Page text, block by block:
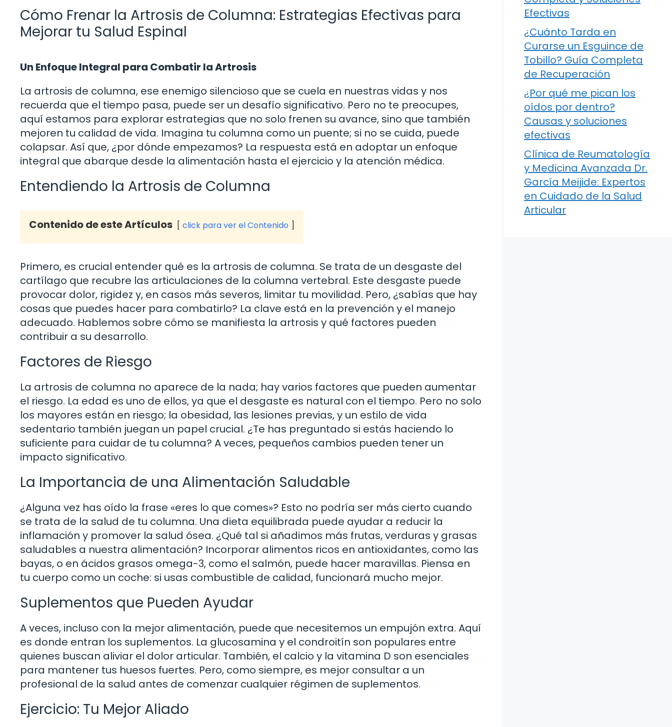
Cómo Frenar la Artrosis de Columna: Estrategias Efectivas para
Mejorar tu Salud Espinal
Un Enfoque Integral para Combatir la Artrosis
La artrosis de columna, ese enemigo silencioso que se cuela en nuestras vidas y nos
recuerda que el tiempo pasa, puede ser un desafío significativo. Pero no te preocupes,
aquí estamos para explorar estrategias que no solo frenen su avance, sino que también
mejoren tu calidad de vida. Imagina tu columna como un puente; si no se cuida, puede
colapsar. Así que, ¿por dónde empezamos? La respuesta está en adoptar un enfoque
integral que abarque desde la alimentación hasta el ejercicio y la atención médica.
Entendiendo la Artrosis de Columna
Contenido de este Artículos click para ver el Contenido
Primero, es crucial entender qué es la artrosis de columna. Se trata de un desgaste del
cartílago que recubre las articulaciones de la columna vertebral. Este desgaste puede
provocar dolor, rigidez y, en casos más severos, limitar tu movilidad. Pero, ¿sabías que hay
cosas que puedes hacer para combatirlo? La clave está en la prevención y el manejo
adecuado. Hablemos sobre cómo se manifiesta la artrosis y qué factores pueden
contribuir a su desarrollo.
Factores de Riesgo
La artrosis de columna no aparece de la nada; hay varios factores que pueden aumentar
el riesgo. La edad es uno de ellos, ya que el desgaste es natural con el tiempo. Pero no solo
los mayores están en riesgo; la obesidad, las lesiones previas, y un estilo de vida
sedentario también juegan un papel crucial. ¿Te has preguntado si estás haciendo lo
suficiente para cuidar de tu columna? A veces, pequeños cambios pueden tener un
impacto significativo.
La Importancia de una Alimentación Saludable
¿Alguna vez has oído la frase «eres lo que comes»? Esto no podría ser más cierto cuando
se trata de la salud de tu columna. Una dieta equilibrada puede ayudar a reducir la
inflamación y promover la salud ósea. ¿Qué tal si añadimos más frutas, verduras y grasas
saludables a nuestra alimentación? Incorporar alimentos ricos en antioxidantes, como las
bayas, o en ácidos grasos omega-3, como el salmón, puede hacer maravillas. Piensa en
tu cuerpo como un coche: si usas combustible de calidad, funcionará mucho mejor.
Suplementos que Pueden Ayudar
A veces, incluso con la mejor alimentación, puede que necesitemos un empujón extra. Aquí
es donde entran los suplementos. La glucosamina y el condroitín son populares entre
quienes buscan aliviar el dolor articular. También, el calcio y la vitamina D son esenciales
para mantener tus huesos fuertes. Pero, como siempre, es mejor consultar a un
profesional de la salud antes de comenzar cualquier régimen de suplementos.
Ejercicio: Tu Mejor Aliado
Efectivas
¿Cuánto Tarda en
Curarse un Esguince de
Tobillo? Guía Completa
de Recuperación
¿Por qué me pican los
oídos por dentro?
Causas y soluciones
efectivas
Clínica de Reumatología
y Medicina Avanzada Dr.
García Meijide: Expertos
en Cuidado de la Salud
Articular